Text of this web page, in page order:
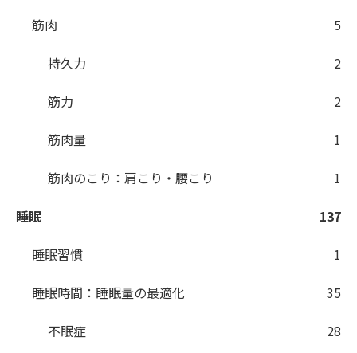
筋肉
5
持久力
2
筋力
2
筋肉量
1
筋肉のこり：肩こり・腰こり
1
睡眠
137
睡眠習慣
1
睡眠時間：睡眠量の最適化
35
不眠症
28